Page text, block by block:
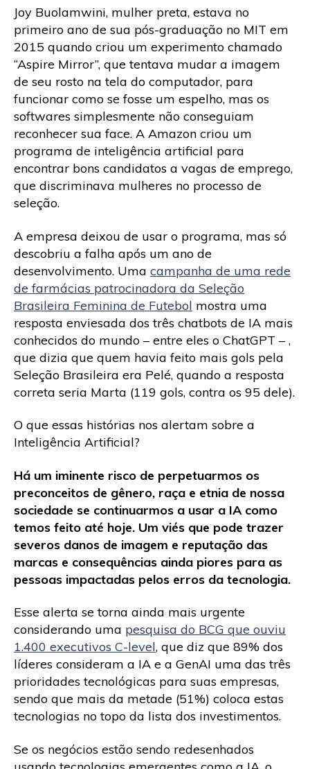
Joy Buolamwini, mulher preta, estava no
primeiro ano de sua pós-graduação no MIT em
2015 quando criou um experimento chamado
“Aspire Mirror”, que tentava mudar a imagem
de seu rosto na tela do computador, para
funcionar como se fosse um espelho, mas os
softwares simplesmente não conseguiam
reconhecer sua face. A Amazon criou um
programa de inteligência artificial para
encontrar bons candidatos a vagas de emprego,
que discriminava mulheres no processo de
seleção.
A empresa deixou de usar o programa, mas só
descobriu a falha após um ano de
desenvolvimento. Uma campanha de uma rede
de farmácias patrocinadora da Seleção
Brasileira Feminina de Futebol mostra uma
resposta enviesada dos três chatbots de IA mais
conhecidos do mundo – entre eles o ChatGPT – ,
que dizia que quem havia feito mais gols pela
Seleção Brasileira era Pelé, quando a resposta
correta seria Marta (119 gols, contra os 95 dele).
O que essas histórias nos alertam sobre a
Inteligência Artificial?
Há um iminente risco de perpetuarmos os
preconceitos de gênero, raça e etnia de nossa
sociedade se continuarmos a usar a IA como
temos feito até hoje. Um viés que pode trazer
severos danos de imagem e reputação das
marcas e consequências ainda piores para as
pessoas impactadas pelos erros da tecnologia.
Esse alerta se torna ainda mais urgente
considerando uma pesquisa do BCG que ouviu
1.400 executivos C-level, que diz que 89% dos
líderes consideram a IA e a GenAI uma das três
prioridades tecnológicas para suas empresas,
sendo que mais da metade (51%) coloca estas
tecnologias no topo da lista dos investimentos.
Se os negócios estão sendo redesenhados